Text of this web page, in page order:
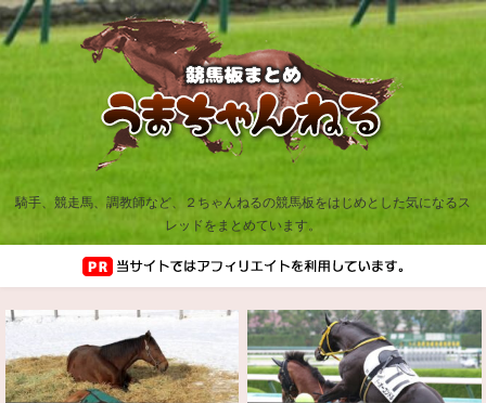
騎手、競走馬、調教師など、２ちゃんねるの競馬板をはじめとした気になるス
レッドをまとめています。